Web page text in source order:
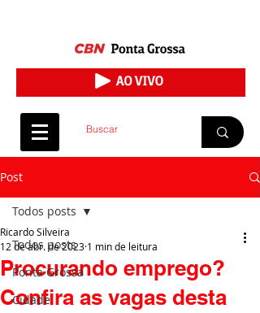
Post
Todos posts
Ponta Grossa
Cidade
Todos posts
Procurando emprego?
Confira as vagas desta
Ricardo Silveira
12 de abr. de 2023 1 min de leitura